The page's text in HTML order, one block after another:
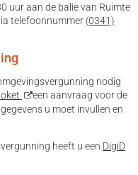
uur aan de balie van Ruimte
telefoonnummer (0341)
nodig
een aanvraag voor de
u moet invullen en
heeft u een DigiD